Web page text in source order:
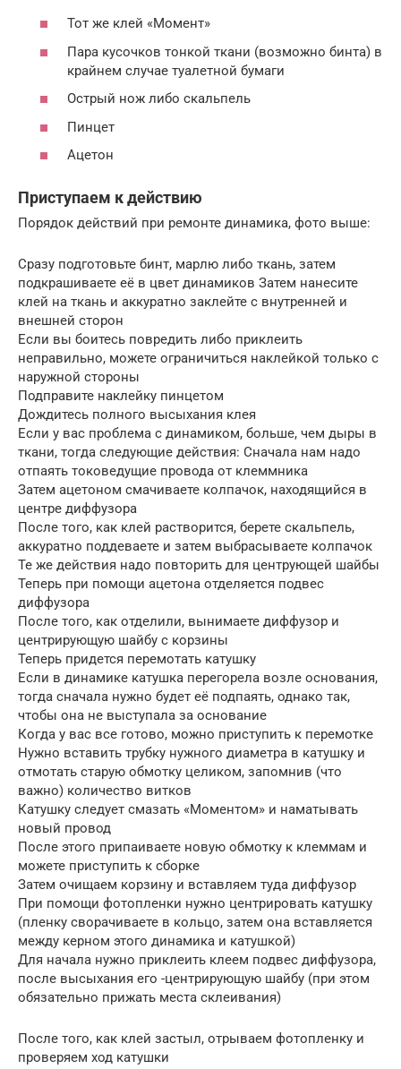
Тот же клей «Момент»
Пара кусочков тонкой ткани (возможно бинта) в
крайнем случае туалетной бумаги
Острый нож либо скальпель
Пинцет
Ацетон
Приступаем к действию
Порядок действий при ремонте динамика, фото выше:
Сразу подготовьте бинт, марлю либо ткань, затем
подкрашиваете её в цвет динамиков Затем нанесите
клей на ткань и аккуратно заклейте с внутренней и
внешней сторон
Если вы боитесь повредить либо приклеить
неправильно, можете ограничиться наклейкой только с
наружной стороны
Подправите наклейку пинцетом
Дождитесь полного высыхания клея
Если у вас проблема с динамиком, больше, чем дыры в
ткани, тогда следующие действия: Сначала нам надо
отпаять токоведущие провода от клеммника
Затем ацетоном смачиваете колпачок, находящийся в
центре диффузора
После того, как клей растворится, берете скальпель,
аккуратно поддеваете и затем выбрасываете колпачок
Те же действия надо повторить для центрующей шайбы
Теперь при помощи ацетона отделяется подвес
диффузора
После того, как отделили, вынимаете диффузор и
центрирующую шайбу с корзины
Теперь придется перемотать катушку
Если в динамике катушка перегорела возле основания,
тогда сначала нужно будет её подпаять, однако так,
чтобы она не выступала за основание
Когда у вас все готово, можно приступить к перемотке
Нужно вставить трубку нужного диаметра в катушку и
отмотать старую обмотку целиком, запомнив (что
важно) количество витков
Катушку следует смазать «Моментом» и наматывать
новый провод
После этого припаиваете новую обмотку к клеммам и
можете приступить к сборке
Затем очищаем корзину и вставляем туда диффузор
При помощи фотопленки нужно центрировать катушку
(пленку сворачиваете в кольцо, затем она вставляется
между керном этого динамика и катушкой)
Для начала нужно приклеить клеем подвес диффузора,
после высыхания его -центрирующую шайбу (при этом
обязательно прижать места склеивания)
После того, как клей застыл, отрываем фотопленку и
проверяем ход катушки